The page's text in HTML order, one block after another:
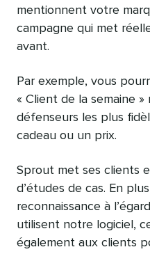
mentionnent votre
campagne qui met
avant.
Par exemple, vous
« Client de la semaine
défenseurs les plus
cadeau ou un prix.
Sprout met ses clients
d’études de cas. En
reconnaissance à
utilisent notre logiciel,
également aux clients